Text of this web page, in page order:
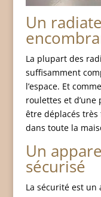
Un
La plupart des
suffisamment
l’espace. Et
roulettes et
être déplacés très
dans toute la
Un
sécurisé
La sécurité est